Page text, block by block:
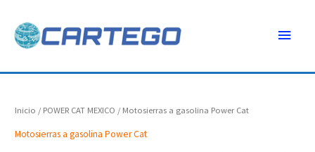
contenido
Inicio / POWER CAT MEXICO / Motosierras a gasolina Power Cat
Motosierras a gasolina Power Cat